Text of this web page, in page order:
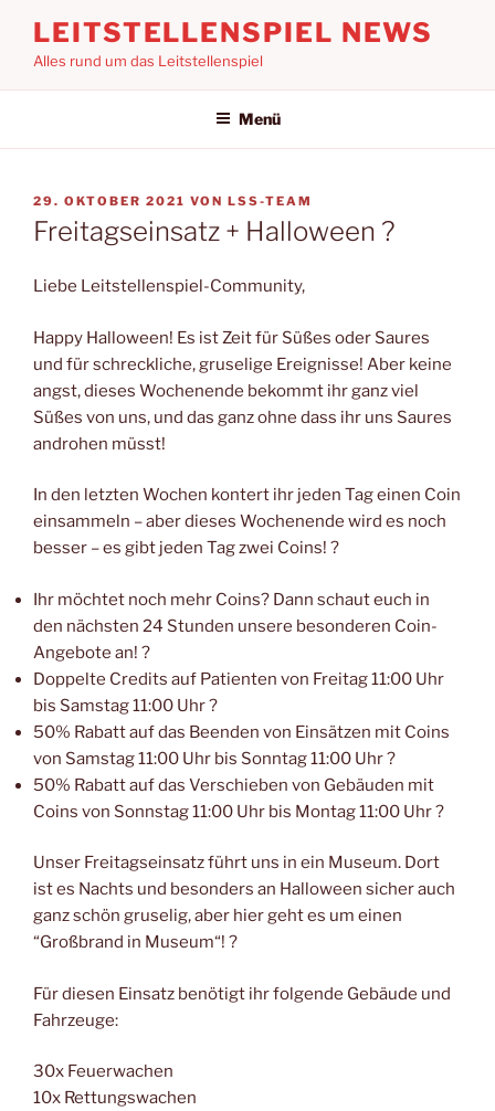
Inhalt
springen
LEITSTELLENSPIEL NEWS
Alles rund um das Leitstellenspiel
Menü
VERÖFFENTLICHT
AM
29. OKTOBER 2021 VON LSS-TEAM
Freitagseinsatz + Halloween ?
Liebe Leitstellenspiel-Community,
Happy Halloween! Es ist Zeit für Süßes oder Saures
und für schreckliche, gruselige Ereignisse! Aber keine
angst, dieses Wochenende bekommt ihr ganz viel
Süßes von uns, und das ganz ohne dass ihr uns Saures
androhen müsst!
In den letzten Wochen kontert ihr jeden Tag einen Coin
einsammeln – aber dieses Wochenende wird es noch
besser – es gibt jeden Tag zwei Coins! ?
Ihr möchtet noch mehr Coins? Dann schaut euch in
den nächsten 24 Stunden unsere besonderen Coin-
Angebote an! ?
Doppelte Credits auf Patienten von Freitag 11:00 Uhr
bis Samstag 11:00 Uhr ?
50% Rabatt auf das Beenden von Einsätzen mit Coins
von Samstag 11:00 Uhr bis Sonntag 11:00 Uhr ?
50% Rabatt auf das Verschieben von Gebäuden mit
Coins von Sonnstag 11:00 Uhr bis Montag 11:00 Uhr ?
Unser Freitagseinsatz führt uns in ein Museum. Dort
ist es Nachts und besonders an Halloween sicher auch
ganz schön gruselig, aber hier geht es um einen
“Großbrand in Museum“! ?
Für diesen Einsatz benötigt ihr folgende Gebäude und
Fahrzeuge:
30x Feuerwachen
10x Rettungswachen